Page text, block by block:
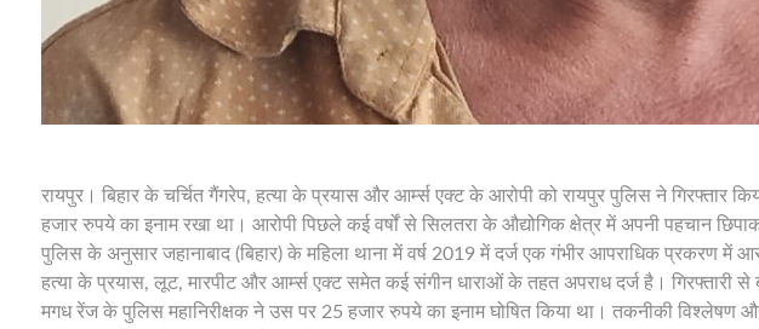
रायपुर। बिहार के चर्चित गैंगरेप, हत्या के प्रयास और आर्म्स एक्ट के आरोपी को रायपुर पुलिस ने गिरफ्तार
हजार रुपये का इनाम रखा था। आरोपी पिछले कई वर्षों से सिलतरा के औद्योगिक क्षेत्र में अपनी पहचान
पुलिस के अनुसार जहानाबाद (बिहार) के महिला थाना में वर्ष 2019 में दर्ज एक गंभीर आपराधिक प्रकरण
हत्या के प्रयास, लूट, मारपीट और आर्म्स एक्ट समेत कई संगीन धाराओं के तहत अपराध दर्ज है। गिरफ्तारी
मगध रेंज के पुलिस महानिरीक्षक ने उस पर 25 हजार रुपये का इनाम घोषित किया था। तकनीकी